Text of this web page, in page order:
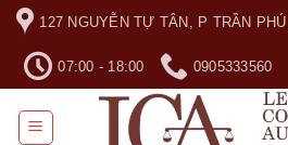
Skip
content
127 NGUYỄN TỰ TÂN, P TRẦN
07:00 - 18:00 0905333560